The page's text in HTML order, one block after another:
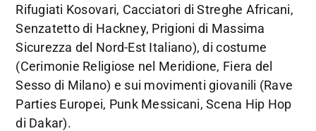
Rifugiati Kosovari, Cacciatori di Streghe Africani,
Senzatetto di Hackney, Prigioni di Massima
Sicurezza del Nord-Est Italiano), di costume
(Cerimonie Religiose nel Meridione, Fiera del
Sesso di Milano) e sui movimenti giovanili (Rave
Parties Europei, Punk Messicani, Scena Hip Hop
di Dakar).